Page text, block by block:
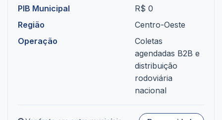
PIB Municipal
R$ 0
Região
Centro-Oeste
Operação
Coletas
agendadas B2B e
distribuição
rodoviária
nacional